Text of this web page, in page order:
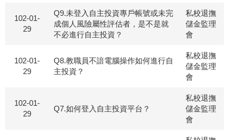
102-01-
29
Q9.未登入自主投資專戶帳號或未完
成個人風險屬性評估者，是不是就
不必進行自主投資？
私校退撫
儲金監理
會
102-01-
29
Q8.教職員不諳電腦操作如何進行自
主投資？
私校退撫
儲金監理
會
102-01-
29
Q7.如何登入自主投資平台？
私校退撫
儲金監理
會